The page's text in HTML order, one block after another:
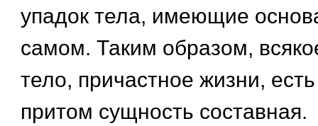
упадок тела, имеющие
самом. Таким образом,
тело, причастное жизни,
притом сущность составная.